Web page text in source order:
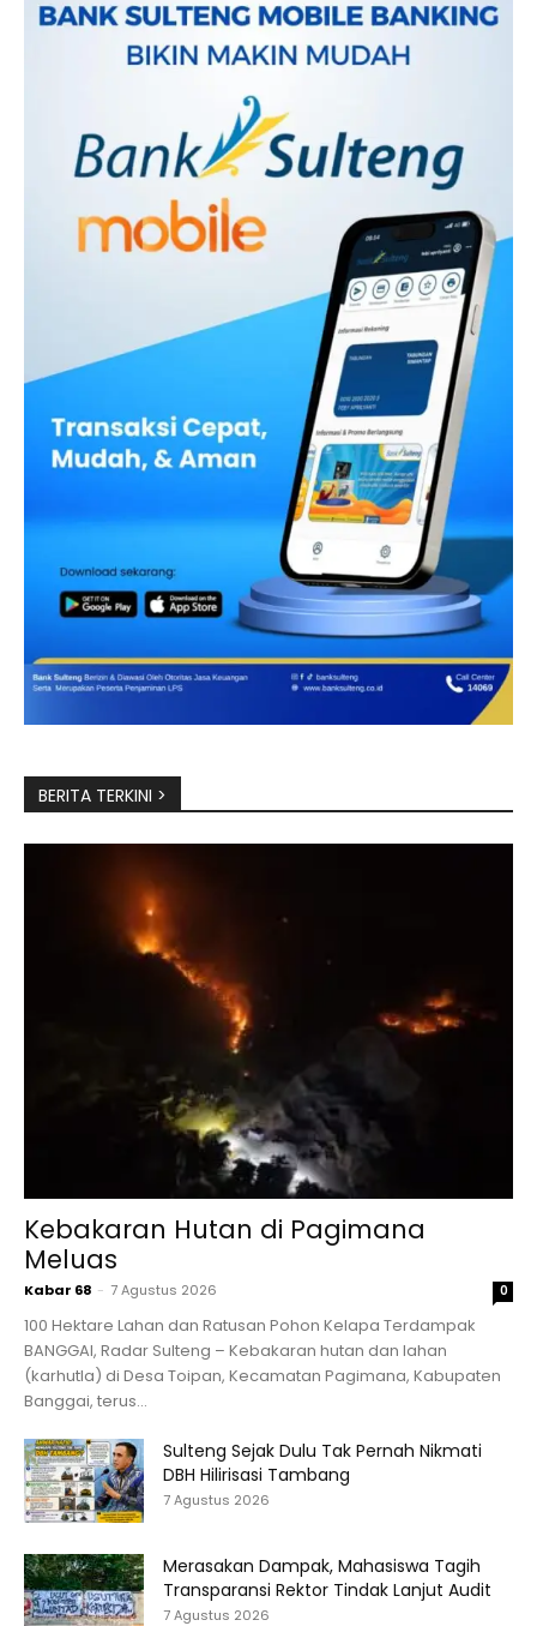
BERITA TERKINI >
Kebakaran Hutan di Pagimana
Meluas
Kabar 68 - 7 Agustus 2026 0
100 Hektare Lahan dan Ratusan Pohon Kelapa Terdampak
BANGGAI, Radar Sulteng – Kebakaran hutan dan lahan
(karhutla) di Desa Toipan, Kecamatan Pagimana, Kabupaten
Banggai, terus...
Sulteng Sejak Dulu Tak Pernah Nikmati
DBH Hilirisasi Tambang
7 Agustus 2026
Merasakan Dampak, Mahasiswa Tagih
Transparansi Rektor Tindak Lanjut Audit
7 Agustus 2026